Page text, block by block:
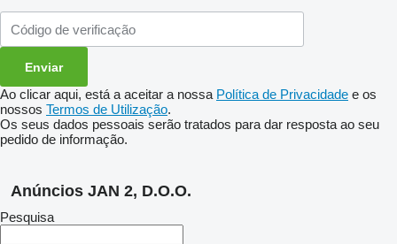
Ao clicar aqui, está a aceitar a nossa Política de Privacidade e os
nossos Termos de Utilização.
Os seus dados pessoais serão tratados para dar resposta ao seu
pedido de informação.
Anúncios JAN 2, D.O.O.
Pesquisa